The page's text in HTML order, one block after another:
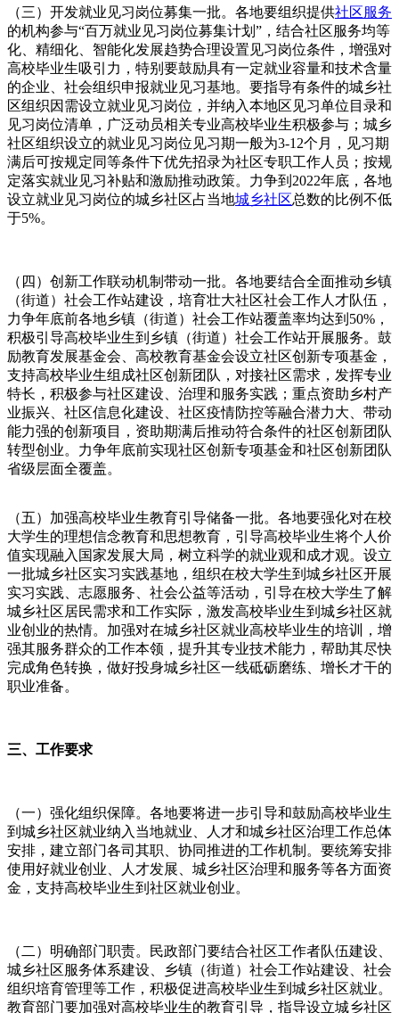
（三）开发就业见习岗位募集一批。各地要组织提供社区服务
的机构参与“百万就业见习岗位募集计划”，结合社区服务均等
化、精细化、智能化发展趋势合理设置见习岗位条件，增强对
高校毕业生吸引力，特别要鼓励具有一定就业容量和技术含量
的企业、社会组织申报就业见习基地。要指导有条件的城乡社
区组织因需设立就业见习岗位，并纳入本地区见习单位目录和
见习岗位清单，广泛动员相关专业高校毕业生积极参与；城乡
社区组织设立的就业见习岗位见习期一般为3-12个月，见习期
满后可按规定同等条件下优先招录为社区专职工作人员；按规
定落实就业见习补贴和激励推动政策。力争到2022年底，各地
设立就业见习岗位的城乡社区占当地城乡社区总数的比例不低
于5%。
（四）创新工作联动机制带动一批。各地要结合全面推动乡镇
（街道）社会工作站建设，培育壮大社区社会工作人才队伍，
力争年底前各地乡镇（街道）社会工作站覆盖率均达到50%，
积极引导高校毕业生到乡镇（街道）社会工作站开展服务。鼓
励教育发展基金会、高校教育基金会设立社区创新专项基金，
支持高校毕业生组成社区创新团队，对接社区需求，发挥专业
特长，积极参与社区建设、治理和服务实践；重点资助乡村产
业振兴、社区信息化建设、社区疫情防控等融合潜力大、带动
能力强的创新项目，资助期满后推动符合条件的社区创新团队
转型创业。力争年底前实现社区创新专项基金和社区创新团队
省级层面全覆盖。
（五）加强高校毕业生教育引导储备一批。各地要强化对在校
大学生的理想信念教育和思想教育，引导高校毕业生将个人价
值实现融入国家发展大局，树立科学的就业观和成才观。设立
一批城乡社区实习实践基地，组织在校大学生到城乡社区开展
实习实践、志愿服务、社会公益等活动，引导在校大学生了解
城乡社区居民需求和工作实际，激发高校毕业生到城乡社区就
业创业的热情。加强对在城乡社区就业高校毕业生的培训，增
强其服务群众的工作本领，提升其专业技术能力，帮助其尽快
完成角色转换，做好投身城乡社区一线砥砺磨练、增长才干的
职业准备。
三、工作要求
（一）强化组织保障。各地要将进一步引导和鼓励高校毕业生
到城乡社区就业纳入当地就业、人才和城乡社区治理工作总体
安排，建立部门各司其职、协同推进的工作机制。要统筹安排
使用好就业创业、人才发展、城乡社区治理和服务等各方面资
金，支持高校毕业生到社区就业创业。
（二）明确部门职责。民政部门要结合社区工作者队伍建设、
城乡社区服务体系建设、乡镇（街道）社会工作站建设、社会
组织培育管理等工作，积极促进高校毕业生到城乡社区就业。
教育部门要加强对高校毕业生的教育引导，指导设立城乡社区